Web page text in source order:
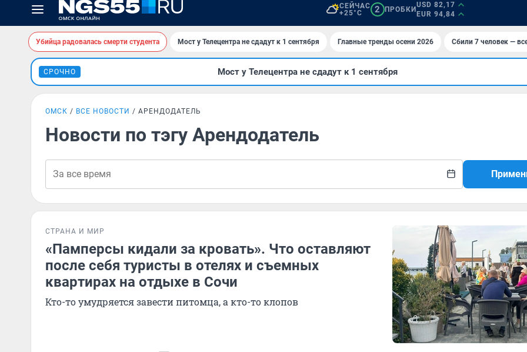
СЕЙЧАС
+25°C
2 ПРОБКИ
USD 82,17
EUR 94,84
Убийца радовалась смерти студента Мост у Телецентра не сдадут к 1 сентября Главные тренды осени 2026 Сбили 7 человек —
СРОЧНО Мост у Телецентра не сдадут к 1 сентября
ОМСК ВСЕ НОВОСТИ АРЕНДОДАТЕЛЬ
Новости по тэгу Арендодатель
СТРАНА И МИР
«Памперсы кидали за кровать». Что оставляют
после себя туристы в отелях и съемных
квартирах на отдыхе в Сочи
Кто-то умудряется завести питомца, а кто-то клопов